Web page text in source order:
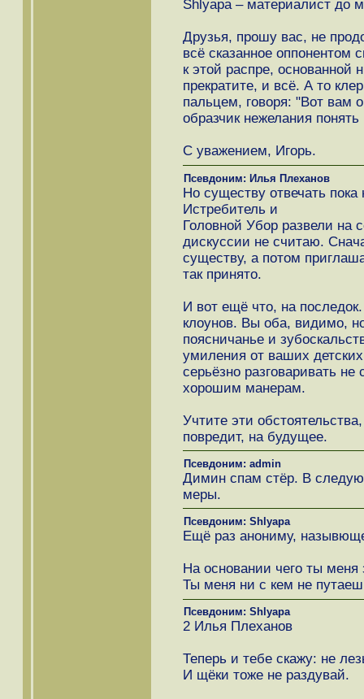
Shlyapа – материалист до
Друзья, прошу вас, не
всё сказанное оппонентом
к этой распре, основанной
прекратите, и всё. А то
пальцем, говоря: "Вот вам
образчик нежелания понять
С уважением, Игорь.
Псевдоним: Илья Плеханов
Но существу отвечать
Истребитель и
Головной Убор развели на
дискуссии не считаю.
существу, а потом
так принято.
И вот ещё что, на
клоунов. Вы оба, видимо,
поясничанье и
умиления от ваших
серьёзно разговаривать не
хорошим манерам.
Учтите эти
повредит, на будущее.
Псевдоним: admin
Димин спам стёр. В
меры.
Псевдоним: Shlyapa
Ещё раз анониму,
На основании чего ты меня
Ты меня ни с кем не
Псевдоним: Shlyapa
2 Илья Плеханов
Теперь и тебе скажу: не
И щёки тоже не раздувай.